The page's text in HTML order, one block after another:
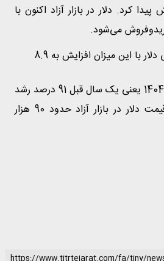
افزایش پیدا کرد. دلار در بازار آزاد اکنون با
میزان تغییر قیمت هفتگی دلار با این میزان افزایش به 8.9
قیمت دلار البته از 10 تیر 1404 یعنی یک سال قبل 91 درصد رشد
داشته است. آن زمان قیمت دلار در بازار آزاد حدود 90 هزار